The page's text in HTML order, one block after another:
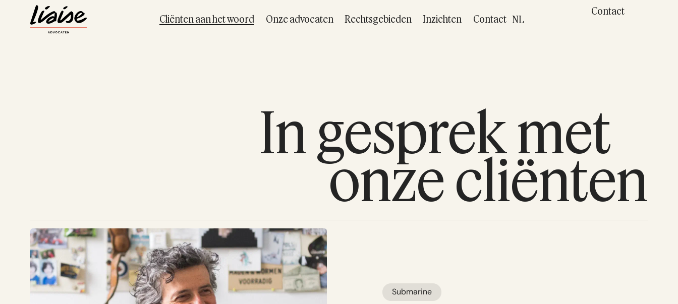
Cliënten aan het woord Onze advocaten Rechtsgebieden Inzichten Contact NL
Contact
In gesprek met
onze cliënten
Submarine